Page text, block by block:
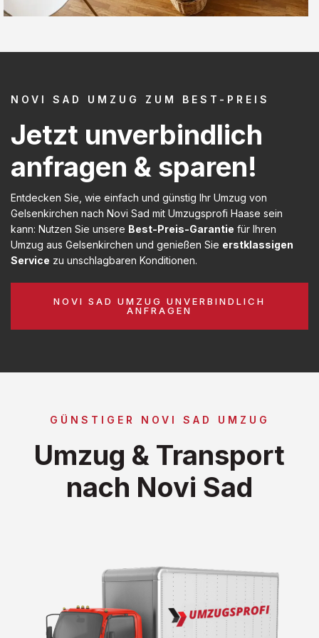
NOVI SAD UMZUG ZUM BEST-PREIS
Jetzt unverbindlich
anfragen & sparen!
Entdecken Sie, wie einfach und günstig Ihr Umzug von
Gelsenkirchen nach Novi Sad mit Umzugsprofi Haase sein
kann: Nutzen Sie unsere Best-Preis-Garantie für Ihren
Umzug aus Gelsenkirchen und genießen Sie erstklassigen
Service zu unschlagbaren Konditionen.
NOVI SAD UMZUG UNVERBINDLICH
ANFRAGEN
GÜNSTIGER NOVI SAD UMZUG
Umzug & Transport
nach Novi Sad